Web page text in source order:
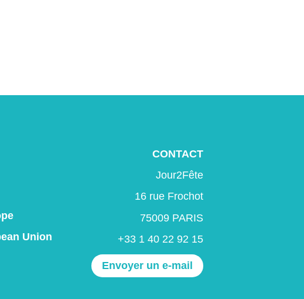
Union
CONTACT
Jour2Fête
16 rue Frochot
75009 PARIS
+33 1 40 22 92 15
Envoyer un e-mail